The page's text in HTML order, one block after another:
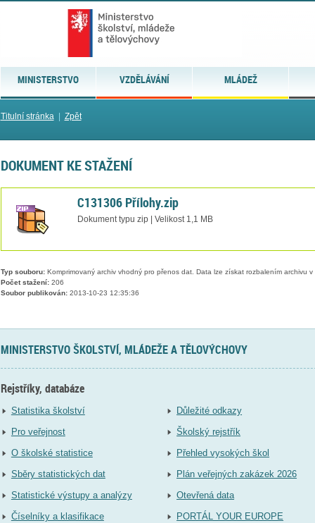
MINISTERSTVO VZDĚLÁVÁNÍ MLÁDEŽ
Titulní stránka| Zpět
DOKUMENT KE STAŽENÍ
C131306 Přílohy.zip
Dokument typu zip | Velikost 1,1 MB
Typ souboru:Komprimovaný archiv vhodný pro přenos dat. Data lze získat rozbalením archivu
Počet stažení:206
Soubor publikován:2013-10-23 12:35:36
MINISTERSTVO ŠKOLSTVÍ, MLÁDEŽE A TĚLOVÝCHOVY
Rejstříky, databáze
Statistika školství
Pro veřejnost
O školské statistice
Sběry statistických dat
Statistické výstupy a analýzy
Číselníky a klasifikace
Důležité odkazy
Školský rejstřík
Přehled vysokých škol
Plán veřejných zakázek 2026
Otevřená data
PORTÁL YOUR EUROPE